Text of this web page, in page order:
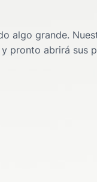
algo grande.
pronto abrirá sus